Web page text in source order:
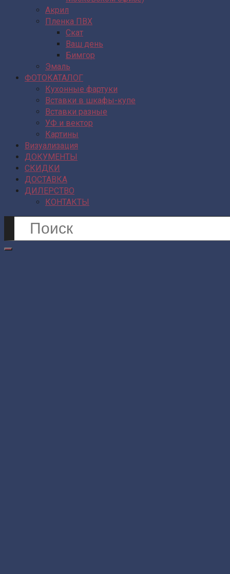
Акрил
Пленка ПВХ
Скат
Ваш день
Бимгор
Эмаль
ФОТОКАТАЛОГ
Кухонные фартуки
Вставки в шкафы-купе
Вставки разные
УФ и вектор
Картины
Визуализация
ДОКУМЕНТЫ
СКИДКИ
ДОСТАВКА
ДИЛЕРСТВО
КОНТАКТЫ